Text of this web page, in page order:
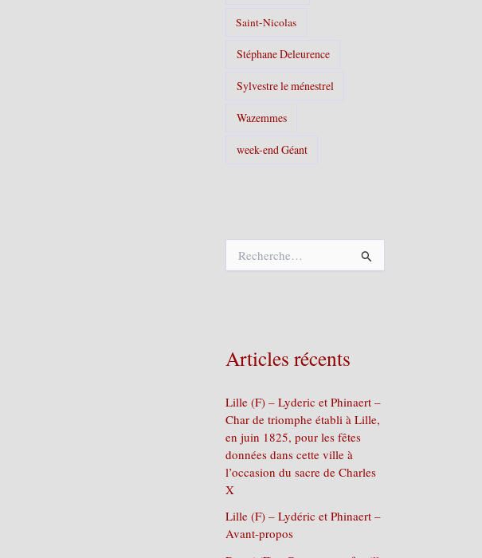
Saint-Nicolas
Stéphane Deleurence
Sylvestre le ménestrel
Wazemmes
week-end Géant
h
:
Articles récents
Lille (F) – Lyderic et Phinaert –
Char de triomphe établi à Lille,
en juin 1825, pour les fêtes
données dans cette ville à
l’occasion du sacre de Charles
X
Lille (F) – Lydéric et Phinaert –
Avant-propos